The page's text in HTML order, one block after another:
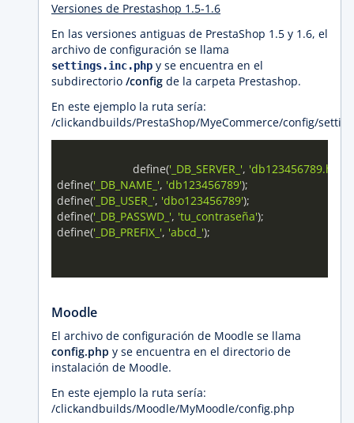
Versiones de Prestashop 1.5-1.6
En las versiones antiguas de PrestaShop 1.5 y 1.6, el
archivo de configuración se llama
settings.inc.php y se encuentra en el
subdirectorio /config de la carpeta Prestashop.
En este ejemplo la ruta sería:
/clickandbuilds/PrestaShop/MyeCommerce/config/
			define(
'_DB_SERVER_',
define('_DB_NAME_', 'db123456789');
define('_DB_USER_', 'dbo123456789');
define('_DB_PASSWD_', 'tu_contraseña');
define('_DB_PREFIX_', 'abcd_');
Moodle
El archivo de configuración de Moodle se llama
config.php y se encuentra en el directorio de
instalación de Moodle.
En este ejemplo la ruta sería:
/clickandbuilds/Moodle/MyMoodle/config.php